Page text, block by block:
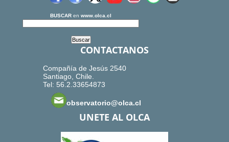
BUSCAR en www.olca.cl
CONTACTANOS
Compañía de Jesús 2540
Santiago, Chile.
Tel: 56.2.33654873
observatorio@olca.cl
UNETE AL OLCA